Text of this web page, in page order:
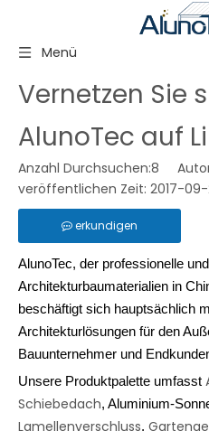
Menü
Vernetzen Sie
AlunoTec auf
Anzahl Durchsuchen:8
veröffentlichen Zeit: 2017-
erkundigen
AlunoTec, der professionelle
Architekturbaumaterialien in
beschäftigt sich hauptsächlich
Architekturlösungen für den
Bauunternehmer und
Unsere Produktpalette umfasst
Schiebedach, Aluminium-
Lamellenverschluss,